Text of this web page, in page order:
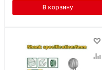
В корзину